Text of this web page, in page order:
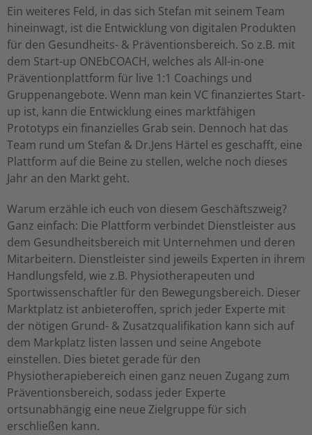
Ein weiteres Feld, in das sich Stefan mit seinem Team
hineinwagt, ist die Entwicklung von digitalen Produkten
für den Gesundheits- & Präventionsbereich. So z.B. mit
dem Start-up ONEbCOACH, welches als All-in-one
Präventionplattform für live 1:1 Coachings und
Gruppenangebote. Wenn man kein VC finanziertes Start-
up ist, kann die Entwicklung eines marktfähigen
Prototyps ein finanzielles Grab sein. Dennoch hat das
Team rund um Stefan & Dr.Jens Härtel es geschafft, eine
Plattform auf die Beine zu stellen, welche noch dieses
Jahr an den Markt geht.
Warum erzähle ich euch von diesem Geschäftszweig?
Ganz einfach: Die Plattform verbindet Dienstleister aus
dem Gesundheitsbereich mit Unternehmen und deren
Mitarbeitern. Dienstleister sind jeweils Experten in ihrem
Handlungsfeld, wie z.B. Physiotherapeuten und
Sportwissenschaftler für den Bewegungsbereich. Dieser
Marktplatz ist anbieteroffen, sprich jeder Experte mit
der nötigen Grund- & Zusatzqualifikation kann sich auf
dem Markplatz listen lassen und seine Angebote
einstellen. Dies bietet gerade für den
Physiotherapiebereich einen ganz neuen Zugang zum
Präventionsbereich, sodass jeder Experte
ortsunabhängig eine neue Zielgruppe für sich
erschließen kann.